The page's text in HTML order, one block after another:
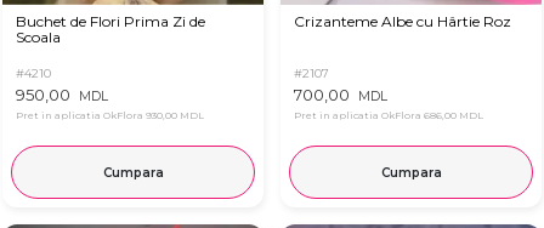
Buchet de Flori Prima Zi de
Scoala
#4210
950,00 MDL
Pret in aplicatia OkFlora 930,00 MDL
Cumpara
Crizanteme Albe cu Hârtie Roz
#2107
700,00 MDL
Pret in aplicatia OkFlora 686,00 MDL
Cumpara